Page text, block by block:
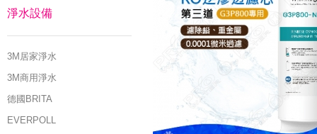
淨水設備
3M居家淨水
3M商用淨水
德國BRITA
EVERPOLL